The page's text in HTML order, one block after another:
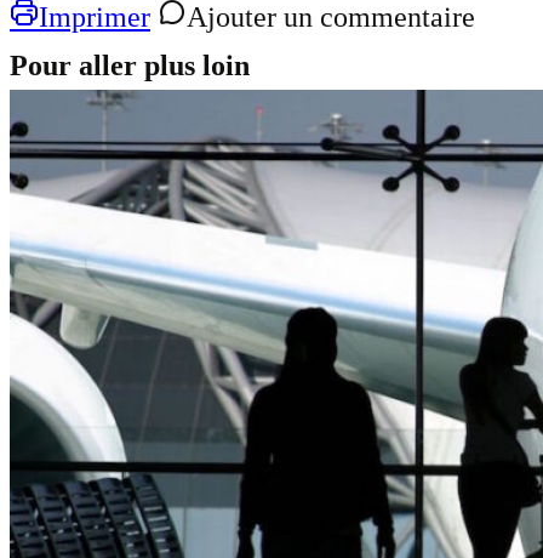
Imprimer
Ajouter un commentaire
Pour aller plus loin